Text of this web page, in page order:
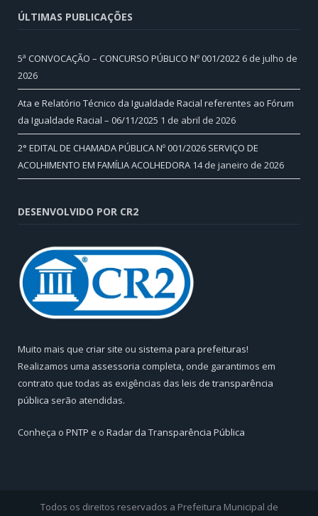
ÚLTIMAS PUBLICAÇÕES
5ª CONVOCAÇÃO – CONCURSO PÚBLICO Nº 001/2022 6 de julho de
2026
Ata e Relatório Técnico da Igualdade Racial referentes ao Fórum
da Igualdade Racial – 06/11/2025 1 de abril de 2026
2° EDITAL DE CHAMADA PÚBLICA Nº 001/2026 SERVIÇO DE
ACOLHIMENTO EM FAMÍLIA ACOLHEDORA 14 de janeiro de 2026
DESENVOLVIDO POR CR2
Muito mais que criar site ou sistema para prefeituras!
Realizamos uma assessoria completa, onde garantimos em
contrato que todas as exigências das leis de transparência
pública serão atendidas.
Conheça o PNTP e o Radar da Transparência Pública
Todos os direitos reservados a Prefeitura Municipal de